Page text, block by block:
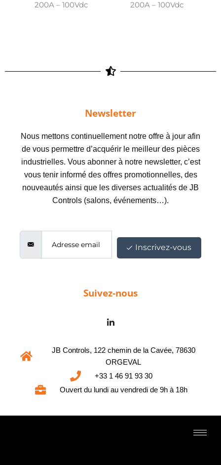
200A – 100Vdc
200A – 100Vdc
Newsletter
Nous mettons continuellement notre offre à jour afin
de vous permettre d’acquérir le meilleur des pièces
industrielles. Vous abonner à notre newsletter, c’est
vous tenir informé des offres promotionnelles, des
nouveautés ainsi que les diverses actualités de JB
Controls (salons, événements…).
Inscrivez-vous
Suivez-nous
JB Controls, 122 chemin de la Cavée, 78630
ORGEVAL
+33 1 46 91 93 30
Ouvert du lundi au vendredi de 9h à 18h